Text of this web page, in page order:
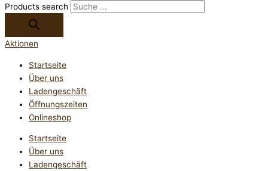
Products search
Aktionen
Startseite
Über uns
Ladengeschäft
Öffnungszeiten
Onlineshop
Startseite
Über uns
Ladengeschäft